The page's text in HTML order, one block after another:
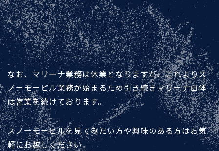
なお、マリーナ業務は休業となりますが、これよりス
ノーモービル業務が始まるため引き続きマリーナ自体
は営業を続けております。
スノーモービルを見てみたい方や興味のある方はお気
軽にお越しください。